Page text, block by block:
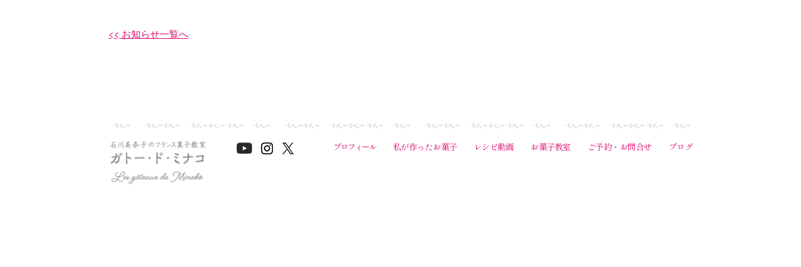
<< お知らせ一覧へ
プロフィール 私が作ったお菓子 レシピ動画 お菓子教室 ご予約・お問合せ ブログ